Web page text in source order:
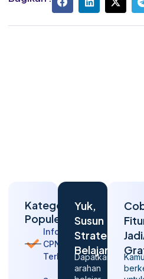
Kategori
Populer
Informasi
CPNS
Terbaru
Yuk,
Susun
Strategi
Belajarmu
Dapatkan
arahan